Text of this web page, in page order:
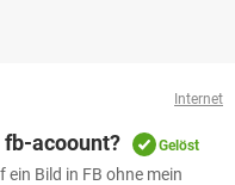
Internet
fb-acoount? Gelöst
Bild in FB ohne mein